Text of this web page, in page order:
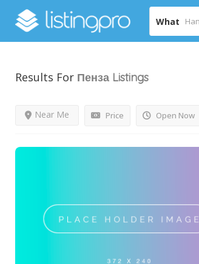
What
Results For Пенза Listings
Price Open Now
Near Me